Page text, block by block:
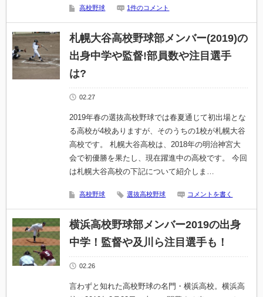
高校野球 1件のコメント
札幌大谷高校野球部メンバー(2019)の
出身中学や監督!部員数や注目選手
は?
02.27
2019年春の選抜高校野球では春夏通じて初出場とな
る高校が4校ありますが、そのうちの1校が札幌大谷
高校です。 札幌大谷高校は、2018年の明治神宮大
会で初優勝を果たし、現在躍進中の高校です。 今回
は札幌大谷高校の下記について紹介しま…
高校野球 選抜高校野球 コメントを書く
横浜高校野球部メンバー2019の出身
中学！監督や及川ら注目選手も！
02.26
言わずと知れた高校野球の名門・横浜高校。横浜高